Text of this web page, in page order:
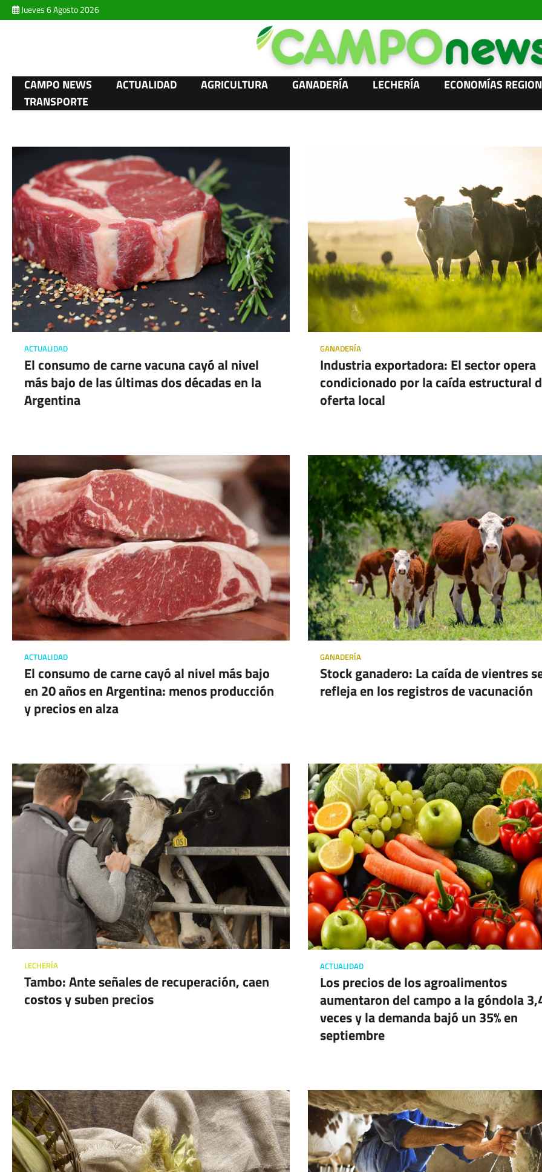
Skip
to
Jueves 6 Agosto 2026
CAMPO NEWS ACTUALIDAD AGRICULTURA GANADERÍA LECHERÍA
ECONOMÍAS
TRANSPORTE
ACTUALIDAD
El consumo de carne vacuna cayó al nivel
más bajo de las últimas dos décadas en la
Argentina
GANADERÍA
Industria exportadora: El sector opera
condicionado por la caída estructural
oferta local
ACTUALIDAD
El consumo de carne cayó al nivel más bajo
en 20 años en Argentina: menos producción
y precios en alza
GANADERÍA
Stock ganadero: La caída de vientres
refleja en los registros de vacunación
LECHERÍA
Tambo: Ante señales de recuperación, caen
costos y suben precios
ACTUALIDAD
Los precios de los agroalimentos
aumentaron del campo a la góndola
veces y la demanda bajó un 35% en
septiembre